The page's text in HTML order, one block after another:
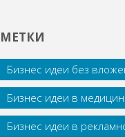
МЕТКИ
Бизнес идеи без
Бизнес идеи в
Бизнес идеи в